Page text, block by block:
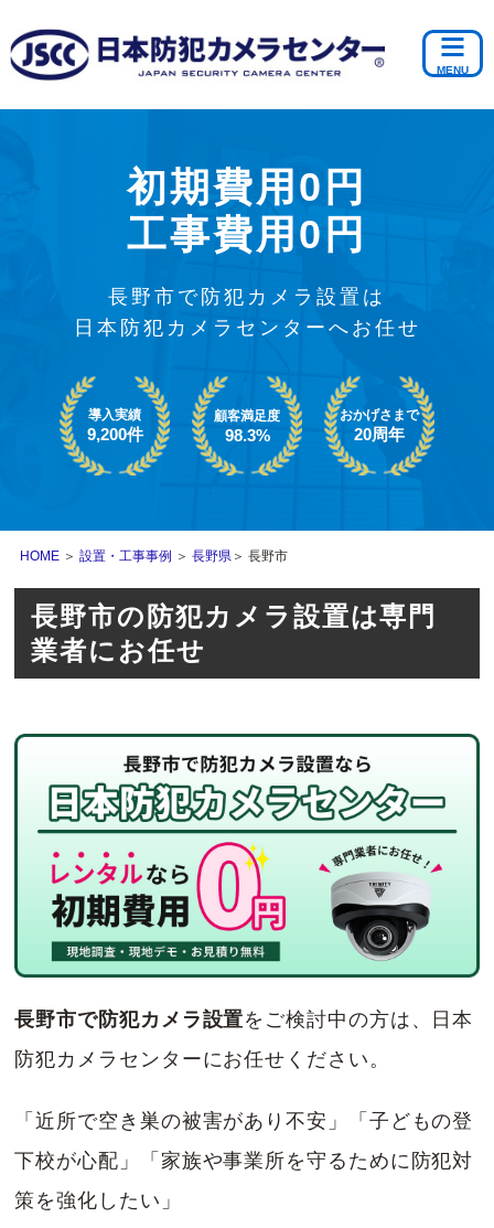
初期費用0円
工事費用0円
長野市で防犯カメラ設置は
日本防犯カメラセンターへお任せ
導入実績
9,200件
顧客満足度
98.3%
おかげさまで
20周年
HOME ＞設置・工事事例 ＞長野県 ＞ 長野市
長野市の防犯カメラ設置は専門
業者にお任せ
長野市で防犯カメラ設置をご検討中の方は、日本
防犯カメラセンターにお任せください。
「近所で空き巣の被害があり不安」「子どもの登
下校が心配」「家族や事業所を守るために防犯対
策を強化したい」